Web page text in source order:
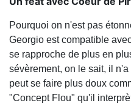
Pourquoi on n'est pas
Georgio est compatible
se rapproche de plus en
sévèrement, on le sait, il
peut se faire plus doux
"Concept Flou" qu'il